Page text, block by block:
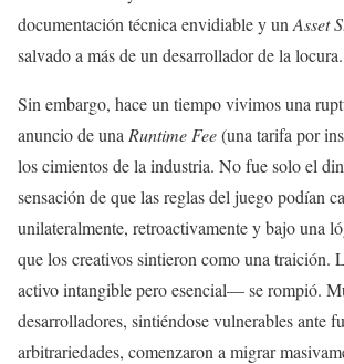
documentación técnica envidiable y un Asset
salvado a más de un desarrollador de la locura.
Sin embargo, hace un tiempo vivimos una
anuncio de una Runtime Fee(una tarifa por
los cimientos de la industria. No fue solo el
sensación de que las reglas del juego podían
unilateralmente, retroactivamente y bajo una
que los creativos sintieron como una traición.
activo intangible pero esencial— se rompió.
desarrolladores, sintiéndose vulnerables ante
arbitrariedades, comenzaron a migrar